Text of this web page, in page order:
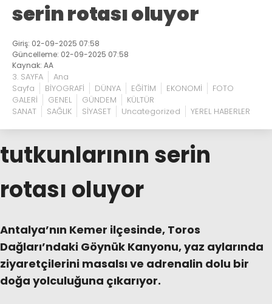
serin rotası oluyor
Giriş: 02-09-2025 07:58
Güncelleme: 02-09-2025 07:58
Kaynak: AA
3. SAYFA
Ana
Sayfa
BİYOGRAFİ DÜNYA EĞİTİM EKONOMİ
FOTO
GALERİ
GENEL GÜNDEM
KÜLTÜR
SANAT
SAĞLIK SİYASET Uncategorized YEREL HABERLER
tutkunlarının serin
rotası oluyor
Antalya’nın Kemer ilçesinde, Toros
Dağları’ndaki Göynük Kanyonu, yaz aylarında
ziyaretçilerini masalsı ve adrenalin dolu bir
doğa yolculuğuna çıkarıyor.